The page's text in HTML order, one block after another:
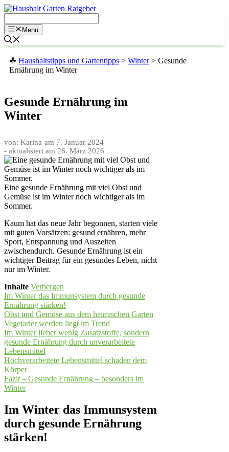
Zum
springenMenü
☘ Haushaltstipps und Gartentipps > Winter> Gesunde
Ernährung im Winter
Gesunde Ernährung im
Winter
von: Karina am 7. Januar 2024
- aktualisiert am 26. März 2026
Eine gesunde Ernährung mit viel Obst und
Gemüse ist im Winter noch wichtiger als im
Sommer.
Kaum hat das neue Jahr begonnen, starten viele
mit guten Vorsätzen: gesund ernähren, mehr
Sport, Entspannung und Auszeiten
zwischendurch. Gesunde Ernährung ist ein
wichtiger Beitrag für ein gesundes Leben, nicht
nur im Winter.
Inhalte Verbergen
Im Winter das Immunsystem durch gesunde
Ernährung stärken!
Obst und Gemüse aus dem heimischen Garten
Vegetarier werden liegt im Trend
Im Winter lieber wenig Zusatzstoffe, sondern
gesunde Ernährung durch unverarbeitete
Lebensmittel
Hochverarbeitete Lebensmittel schaden dem
Körper
Fazit – Gesunde Ernährung – besonders im
Winter
Im Winter das Immunsystem
durch gesunde Ernährung
stärken!